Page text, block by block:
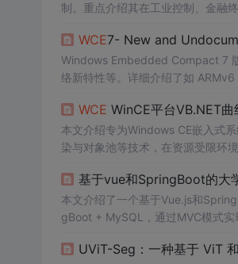
制。重点介绍其在工业控制、金融
WCE7- New and
Windows Embedded Compact 7
络新特性等。详细介绍了如
WCE WinCE平台VB.NET
本文介绍专为Windows CE嵌入式
染与对象池等技术，在资源受限环
基于vue和SpringBoot的大
本文介绍了一个基于Vue.js和
gBoot + MySQL，通过MVC模式
UViT-Seg：一种基于 ViT